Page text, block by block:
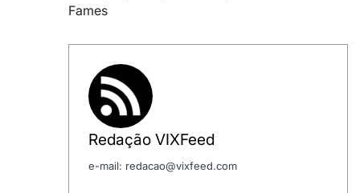
Fames
Redação VIXFeed
e-mail: redacao@vixfeed.com